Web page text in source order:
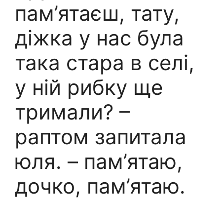
пам’ятаєш, тату,
діжка у нас була
така стара в селі,
у ній рибку ще
тримали? –
раптом запитала
юля. – пам’ятаю,
дочко, пам’ятаю.